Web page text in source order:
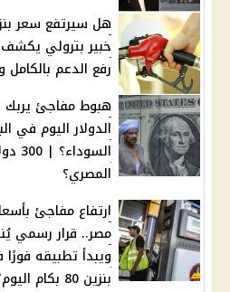
خبير بترولي
رفع الدعم بالكامل
هبوط مفاجئ يربك
الدولار اليوم في
المصري؟
ارتفاع مفاجئ
مصر.. قرار رسمي
ويبدأ تطبيقه
بنزين 80 بكام اليوم؟